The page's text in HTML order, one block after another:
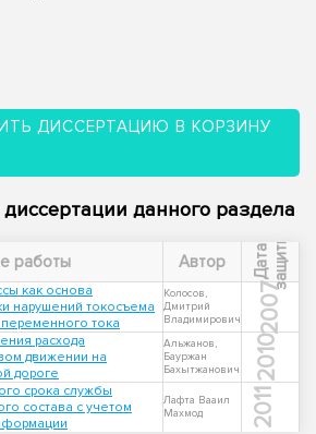
ДИССЕРТАЦИЮ В КОРЗИНУ
данного раздела
работы Автор Д
а
т
а
з
а
щ
и
т ы
как основа
нарушений токосъема
переменного тока
Колосов,
Дмитрий
Владимирович
2007
расхода
движении на
дороге
Альжанов,
Бауржан
Бахытжанович
2010
срока службы
состава с учетом
Лафта Вааил
Махмод
2011